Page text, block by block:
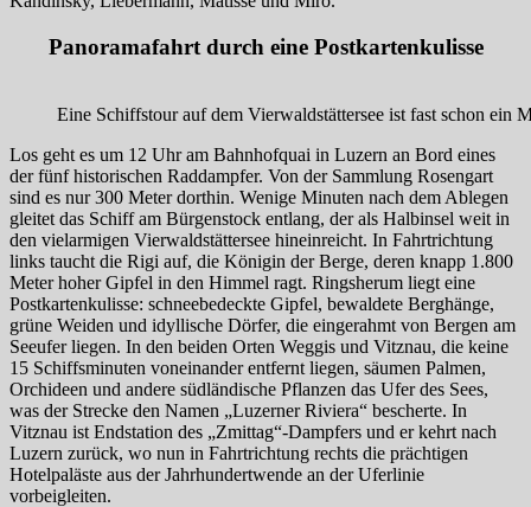
Panoramafahrt durch eine Postkartenkulisse
Eine Schiffstour auf dem Vierwaldstättersee ist fast schon ein
Los geht es um 12 Uhr am Bahnhofquai in Luzern an Bord eines
der fünf historischen Raddampfer. Von der Sammlung Rosengart
sind es nur 300 Meter dorthin. Wenige Minuten nach dem Ablegen
gleitet das Schiff am Bürgenstock entlang, der als Halbinsel weit in
den vielarmigen Vierwaldstättersee hineinreicht. In Fahrtrichtung
links taucht die Rigi auf, die Königin der Berge, deren knapp 1.800
Meter hoher Gipfel in den Himmel ragt. Ringsherum liegt eine
Postkartenkulisse: schneebedeckte Gipfel, bewaldete Berghänge,
grüne Weiden und idyllische Dörfer, die eingerahmt von Bergen am
Seeufer liegen. In den beiden Orten Weggis und Vitznau, die keine
15 Schiffsminuten voneinander entfernt liegen, säumen Palmen,
Orchideen und andere südländische Pflanzen das Ufer des Sees,
was der Strecke den Namen „Luzerner Riviera“ bescherte. In
Vitznau ist Endstation des „Zmittag“-Dampfers und er kehrt nach
Luzern zurück, wo nun in Fahrtrichtung rechts die prächtigen
Hotelpaläste aus der Jahrhundertwende an der Uferlinie
vorbeigleiten.